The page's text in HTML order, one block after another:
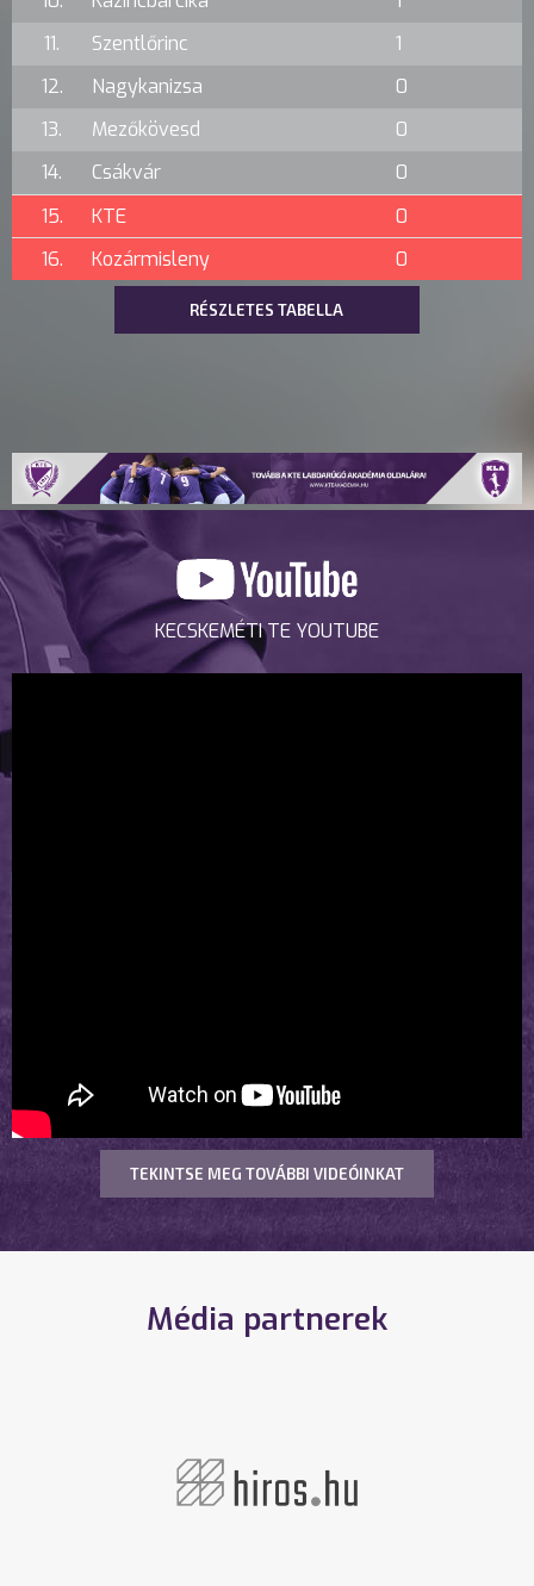
11.
Szentlőrinc
1
12.
Nagykanizsa
0
13.
Mezőkövesd
0
14.
Csákvár
0
15.
KTE
0
16.
Kozármisleny 0
RÉSZLETES TABELLA
KECSKEMÉTI TE YOUTUBE
TEKINTSE MEG TOVÁBBI VIDEÓINKAT
Média partnerek